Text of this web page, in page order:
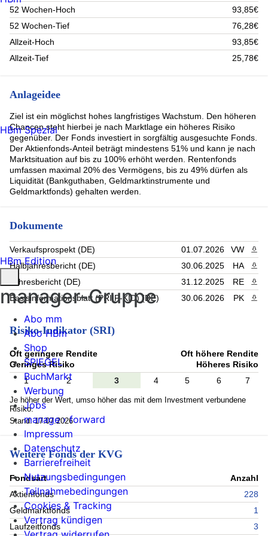
INVESCO PHYSICAL MAR (2.96%)
Vanguard FTSE 100 UCITS ETF Reg. Shs GBP Acc. oN
(2.96%)
Heptagon Fd-Drieh.US M.Cap Eq. Reg. Shares Acc. SE EUR
o.N. (2.82%)
Helium Fd-Helium Selection Act.Nom. D EUR Acc. oN (1.78%)
(1.06%)
52 Wochen-Hoch
93,85€
52 Wochen-Tief
76,28€
Allzeit-Hoch
93,85€
Allzeit-Tief
25,78€
Anlageidee
Ziel ist ein möglichst hohes langfristiges Wachstum. Den höheren
Chancen steht hierbei je nach Marktlage ein höheres Risiko
gegenüber. Der Fonds investiert in sorgfältig ausgesuchte Fonds.
Der Aktienfonds-Anteil beträgt mindestens 51% und kann je nach
Marktsituation auf bis zu 100% erhöht werden. Rentenfonds
umfassen maximal 20% des Vermögens, bis zu 49% dürfen als
Liquidität (Bankguthaben, Geldmarktinstrumente und
Geldmarktfonds) gehalten werden.
Dokumente
Verkaufsprospekt (DE) 01.07.2026 VW
Halbjahresbericht (DE)
30.06.2025 HA
Jahresbericht (DE)
31.12.2025 RE
Basisinformationsblatt (PRIIP-KID) (DE)
30.06.2026 PK
Risiko-Indikator (SRI)
Oft geringere Rendite
Geringes Risiko
Oft höhere Rendite
Höheres Risiko
1
2 3 4 5 6 7
Je höher der Wert, umso höher das mit dem Investment verbundene
Risiko.
Stand: 17.07.2026
Weitere Fonds der KVG
Fondsart
Anzahl
Aktienfonds
228
Geldmarktfonds
1
Laufzeitfonds
3
HBm Spezial
HBm Edition
manager-Gruppe
Abo mm
Abo HBm
Shop
SPIEGEL
BuchMarkt
Werbung
Jobs
manage › forward
Impressum
Datenschutz
Barrierefreiheit
Nutzungsbedingungen
Teilnahmebedingungen
Cookies & Tracking
Vertrag kündigen